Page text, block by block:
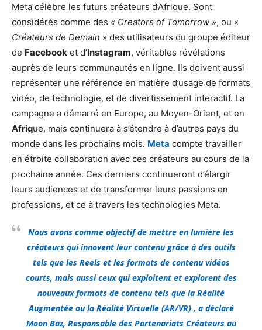
Meta célèbre les futurs créateurs d’Afrique. Sont
considérés comme des « Creators of Tomorrow », ou «
Créateurs de Demain » des utilisateurs du groupe éditeur
de Facebook et d’Instagram, véritables révélations
auprès de leurs communautés en ligne. Ils doivent aussi
représenter une référence en matière d’usage de formats
vidéo, de technologie, et de divertissement interactif. La
campagne a démarré en Europe, au Moyen-Orient, et en
Afrique, mais continuera à s’étendre à d’autres pays du
monde dans les prochains mois. Meta compte travailler
en étroite collaboration avec ces créateurs au cours de la
prochaine année. Ces derniers continueront d’élargir
leurs audiences et de transformer leurs passions en
professions, et ce à travers les technologies Meta.
Nous avons comme objectif de mettre en lumière les
créateurs qui innovent leur contenu grâce à des outils
tels que les Reels et les formats de contenu vidéos
courts, mais aussi ceux qui exploitent et explorent des
nouveaux formats de contenu tels que la Réalité
Augmentée ou la Réalité Virtuelle (AR/VR) , a déclaré
Moon Baz, Responsable des Partenariats Créateurs au